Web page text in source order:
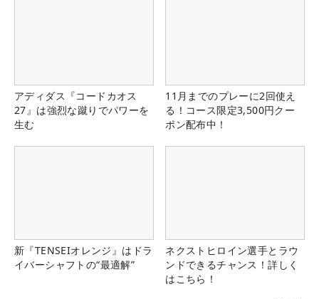
アディダス『コードカオス
27』は強烈な蹴りでパワーを
生む
11月までのプレーに2回使え
る！コース限定3,500円クー
ポン配布中！
新『TENSEIオレンジ』はドラ
イバーシャフトの“最適解”
ネクストヒロイン選手とラウ
ンドできるチャンス！詳しく
はこちら！